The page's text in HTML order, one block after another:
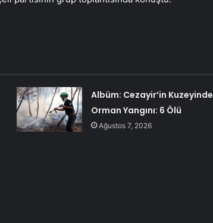
Albüm: Cezayir’in Kuzeyinde
Orman Yangını: 6 Ölü
Ağustos 7, 2026